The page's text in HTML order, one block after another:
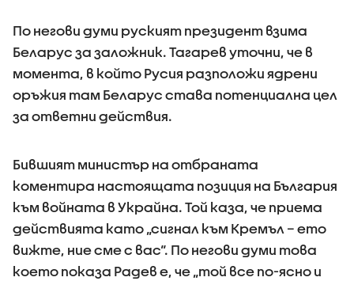
По негови думи руският президент взима
Беларус за заложник. Тагарев уточни, че в
момента, в който Русия разположи ядрени
оръжия там Беларус става потенциална цел
за ответни действия.
Бившият министър на отбраната
коментира настоящата позиция на България
към войната в Украйна. Той каза, че приема
действията като „сигнал към Кремъл – ето
вижте, ние сме с вас“. По негови думи това
което показа Радев е, че „той все по-ясно и